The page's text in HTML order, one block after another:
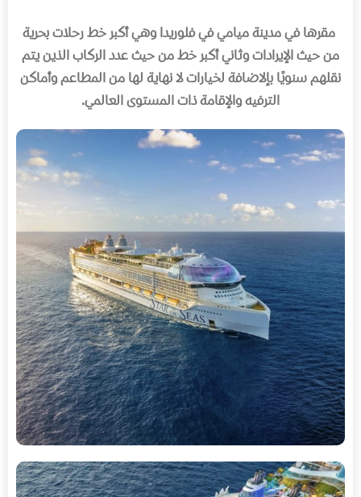
مقرها في مدينة ميامي في فلوريدا وهي أكبر خط رحلات بحرية
من حيث الإيرادات وثاني أكبر خط من حيث عدد الركاب الذين يتم
نقلهم سنويًا بإلاضافة لخيارات لا نهاية لها من المطاعم وأماكن
الترفيه والإقامة ذات المستوى العالمي.